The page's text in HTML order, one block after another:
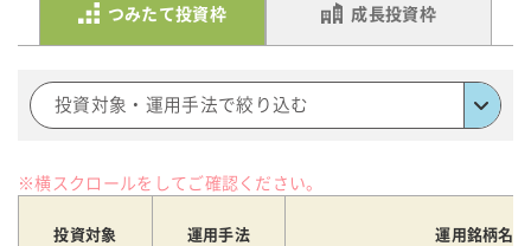
つみたて投資枠 成長投資枠
投資対象・運用手法で絞り込む
※横スクロールをしてご確認ください。
投資対象 運用手法 運用銘柄名